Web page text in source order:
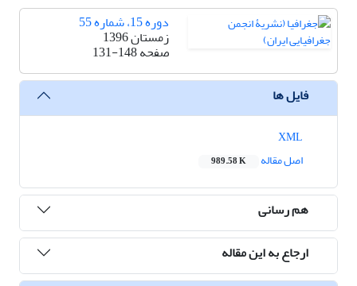
دوره 15، شماره 55
زمستان 1396
صفحه131-148
فایل ها
اصل مقاله
989.58 K
هم رسانی
ارجاع به این مقاله